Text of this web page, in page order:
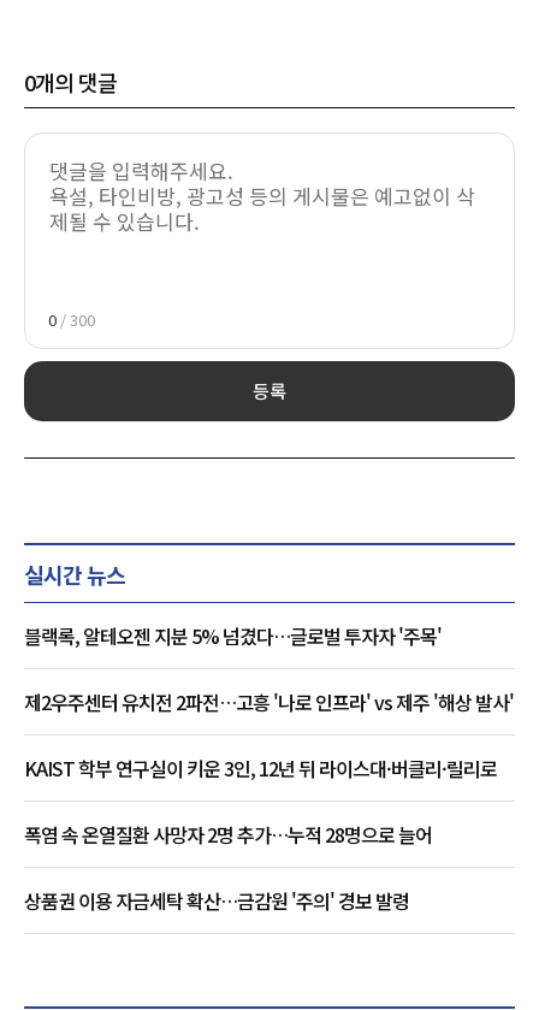
0개의 댓글
0 / 300
등록
실시간 뉴스
블랙록, 알테오젠 지분 5% 넘겼다…글로벌 투자자 '주목'
제2우주센터 유치전 2파전…고흥 '나로 인프라' vs 제주 '해상 발사'
KAIST 학부 연구실이 키운 3인, 12년 뒤 라이스대·버클리·릴리로
폭염 속 온열질환 사망자 2명 추가…누적 28명으로 늘어
상품권 이용 자금세탁 확산…금감원 '주의' 경보 발령